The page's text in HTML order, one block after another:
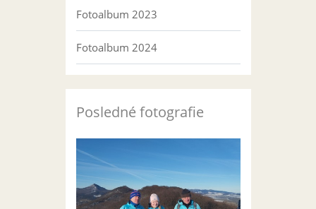
Fotoalbum 2023
Fotoalbum 2024
Posledné fotografie